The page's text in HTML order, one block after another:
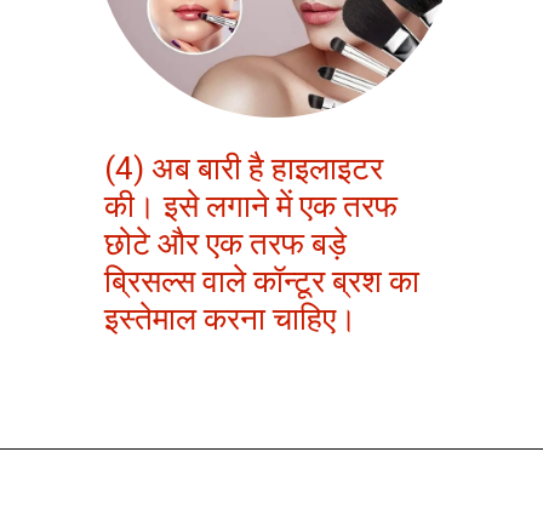
(4) अब बारी है हाइलाइटर
की। इसे लगाने में एक तरफ
छोटे और एक तरफ बड़े
ब्रिसल्स वाले कॉन्टूर ब्रश का
इस्तेमाल करना चाहिए।